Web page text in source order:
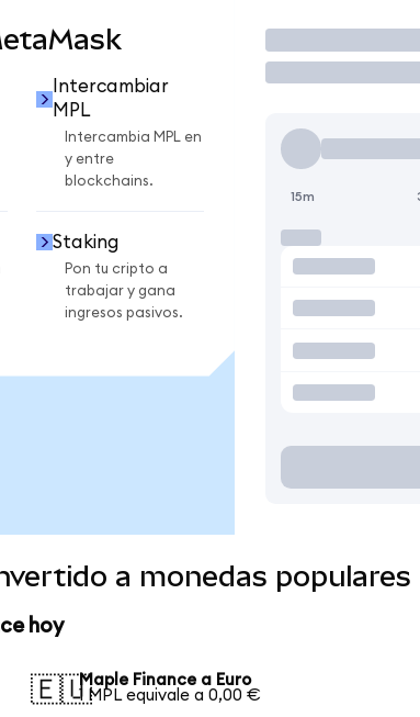
Intercambiar
MPL
Intercambia MPL en
y entre
blockchains.
Staking
Pon tu cripto a
trabajar y gana
ingresos pasivos.
Operar
15m
a monedas populares
hoy
🇪🇺Maple Finance a Euro
1 MPL equivale a 0,00 €